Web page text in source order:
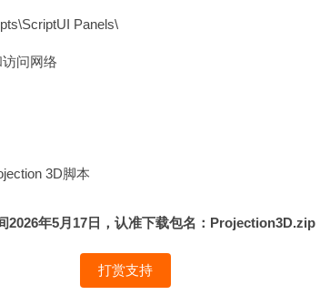
Panels\
问网络
3D脚本
2026年5月17日，认准下载包名：Projection3D.zip
打赏支持